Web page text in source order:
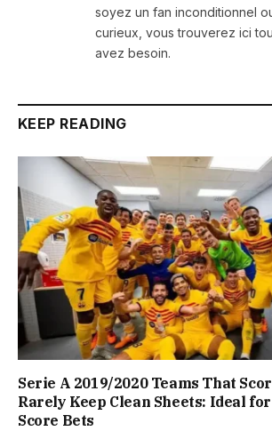
soyez un fan inconditionnel
curieux, vous trouverez ici
avez besoin.
KEEP READING
Serie A 2019/2020 Teams That
Rarely Keep Clean Sheets: Ideal
Score Bets